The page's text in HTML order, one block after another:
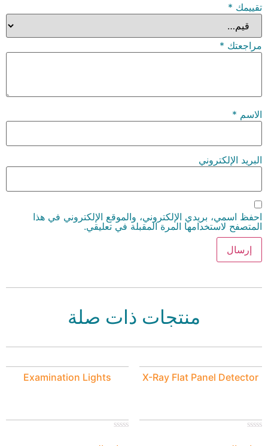
تقييمك *
مراجعتك *
الاسم *
البريد الإلكتروني
احفظ اسمي، بريدي الإلكتروني، والموقع الإلكتروني في هذا
المتصفح لاستخدامها المرة المقبلة في تعليقي.
منتجات ذات صلة
X-Ray Flat Panel Detector
التقييم
Examination Lights
التقييم